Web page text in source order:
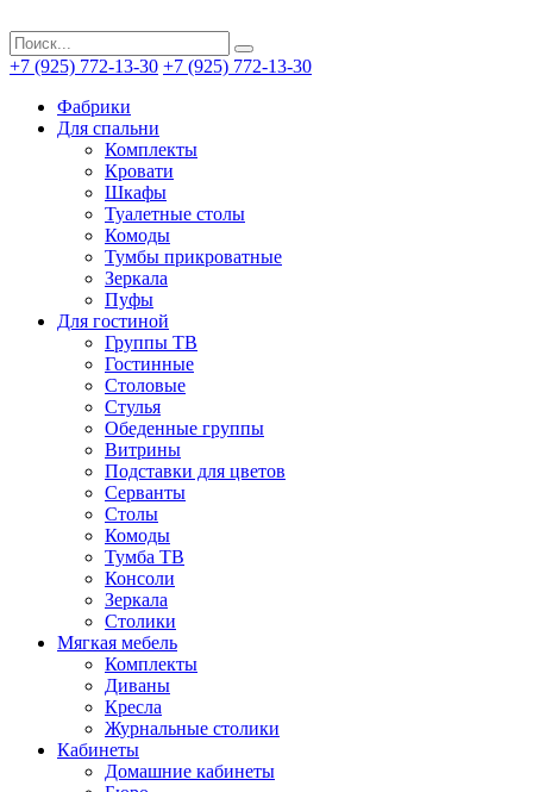
+7 (925) 772-13-30 +7 (925) 772-13-30
Фабрики
Для спальни
Комплекты
Кровати
Шкафы
Туалетные столы
Комоды
Тумбы прикроватные
Зеркала
Пуфы
Для гостиной
Группы ТВ
Гостинные
Столовые
Стулья
Обеденные группы
Витрины
Подставки для цветов
Серванты
Столы
Комоды
Тумба ТВ
Консоли
Зеркала
Столики
Мягкая мебель
Комплекты
Диваны
Кресла
Журнальные столики
Кабинеты
Домашние кабинеты